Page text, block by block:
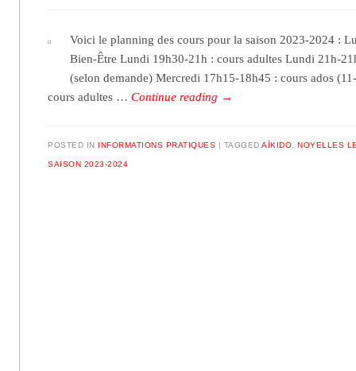
Voici le planning des cours pour la saison 2023-2024 :
Bien-Être Lundi 19h30-21h : cours adultes Lundi 21h-
(selon demande) Mercredi 17h15-18h45 : cours ados
cours adultes …Continue reading →
POSTED IN INFORMATIONS PRATIQUES TAGGEDAÏKIDO ,NOYELLES
SAISON 2023-2024